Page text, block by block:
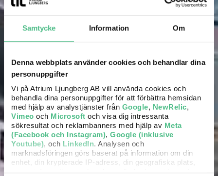
Samtycke Information Om
Denna webbplats använder cookies och behandlar dina
personuppgifter
Vi på Atrium Ljungberg AB vill använda cookies och
behandla dina personuppgifter för att förbättra hemsidan
med hjälp av analystjänster från Google, NewRelic,
Vimeo och Microsoft och visa dig intressanta
sökresultat och reklambanners med hjälp av Meta
(Facebook och Instagram), Google (inklusive
Youtube), och LinkedIn. Analysen och
marknadsföringen görs baserat på information om din
enhet, din krypterade IP-adress, din geografiska plats,
annan information om hur du använder hemsidan och